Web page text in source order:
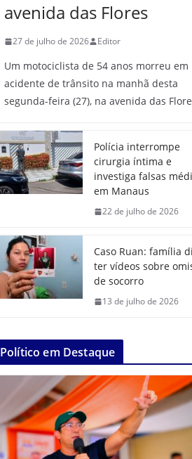
avenida das Flores
27 de julho de 2026 Editor
Um motociclista de 54 anos morreu em
acidente de trânsito na manhã desta
segunda-feira (27), na avenida das
Polícia interrompe
cirurgia íntima e
investiga falsas
em Manaus
22 de julho de 2026
Caso Ruan: família
ter vídeos sobre
de socorro
13 de julho de 2026
Político em Destaque